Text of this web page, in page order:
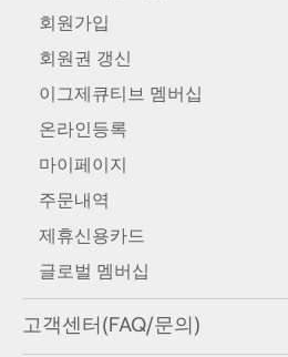
회원가입
회원권 갱신
이그제큐티브 멤버십
온라인등록
마이페이지
주문내역
제휴신용카드
글로벌 멤버십
고객센터(FAQ/문의)